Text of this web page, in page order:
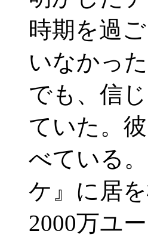
時期を過
いなかっ
でも、信
ていた。
べている
ケ』に居
2000万ユ